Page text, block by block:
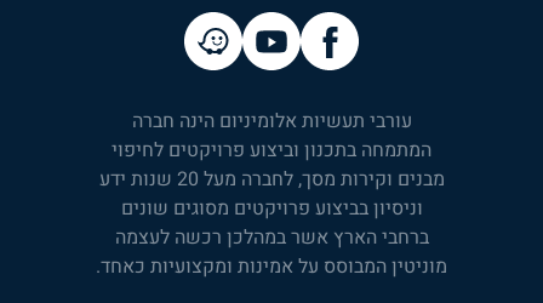
עורבי תעשיות אלומיניום הינה חברה
המתמחה בתכנון וביצוע פרויקטים לחיפוי
מבנים וקירות מסך, לחברה מעל 20 שנות ידע
וניסיון בביצוע פרויקטים מסוגים שונים
ברחבי הארץ אשר במהלכן רכשה לעצמה
מוניטין המבוסס על אמינות ומקצועיות כאחד.